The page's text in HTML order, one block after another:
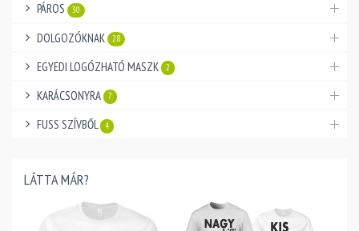
PÁROS 30
DOLGOZÓKNAK 28
EGYEDI LOGÓZHATÓ MASZK 2
KARÁCSONYRA 7
FUSS SZÍVBŐL 4
LÁTTA MÁR?